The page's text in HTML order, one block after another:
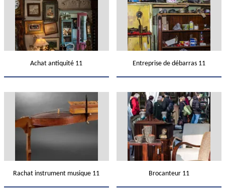
Achat antiquité 11 Entreprise de débarras 11
Rachat instrument musique 11 Brocanteur 11